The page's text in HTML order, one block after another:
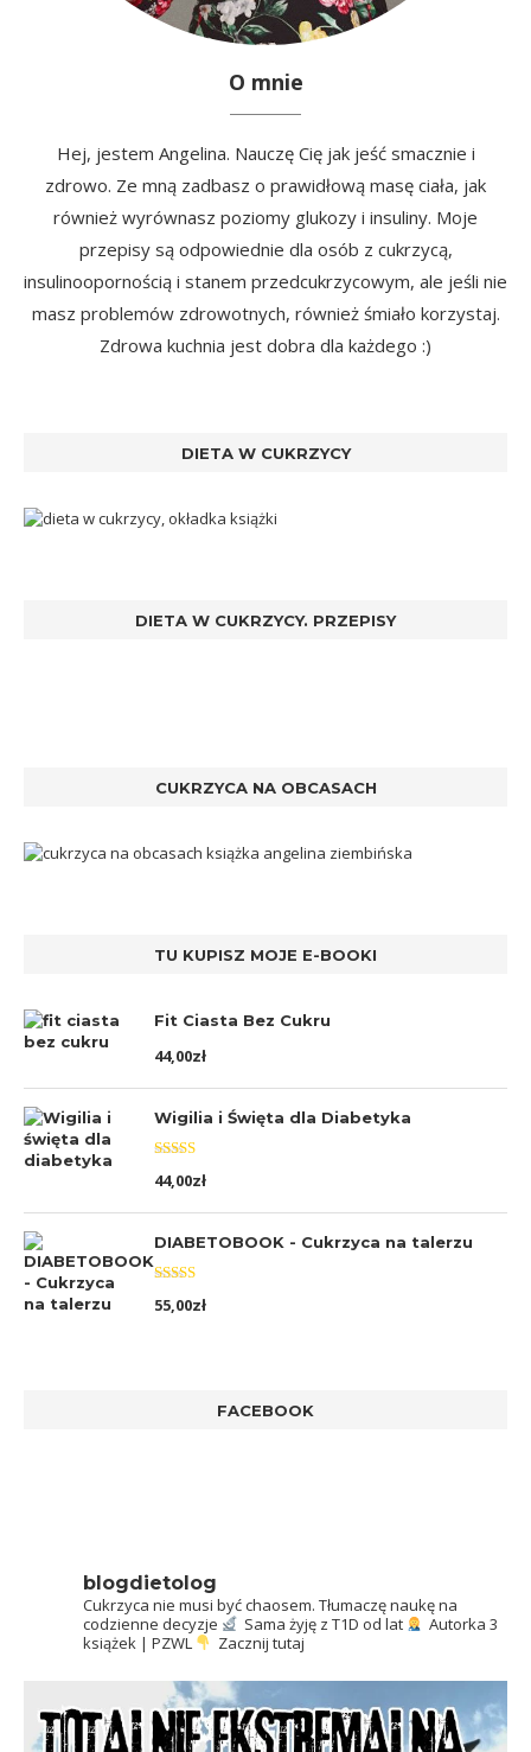
O mnie
Hej, jestem Angelina. Nauczę Cię jak jeść smacznie i
zdrowo. Ze mną zadbasz o prawidłową masę ciała, jak
również wyrównasz poziomy glukozy i insuliny. Moje
przepisy są odpowiednie dla osób z cukrzycą,
insulinoopornością i stanem przedcukrzycowym, ale jeśli nie
masz problemów zdrowotnych, również śmiało korzystaj.
Zdrowa kuchnia jest dobra dla każdego :)
DIETA W CUKRZYCY
DIETA W CUKRZYCY. PRZEPISY
CUKRZYCA NA OBCASACH
TU KUPISZ MOJE E-BOOKI
Fit Ciasta Bez Cukru
44,00zł
Wigilia i Święta dla Diabetyka
Oceniono
5.00na 5
44,00zł
DIABETOBOOK - Cukrzyca na talerzu
Oceniono
5.00na 5
55,00zł
FACEBOOK
blogdietolog
Cukrzyca nie musi być chaosem. Tłumaczę naukę na
codzienne decyzje
Sama żyję z T1D od lat
Autorka 3
książek | PZWL
Zacznij tutaj